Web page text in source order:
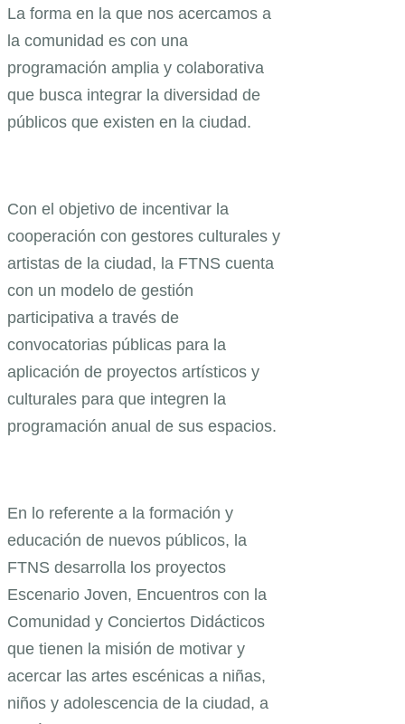
La forma en la que nos acercamos a
la comunidad es con una
programación amplia y colaborativa
que busca integrar la diversidad de
públicos que existen en la ciudad.
Con el objetivo de incentivar la
cooperación con gestores culturales y
artistas de la ciudad, la FTNS cuenta
con un modelo de gestión
participativa a través de
convocatorias públicas para la
aplicación de proyectos artísticos y
culturales para que integren la
programación anual de sus espacios.
En lo referente a la formación y
educación de nuevos públicos, la
FTNS desarrolla los proyectos
Escenario Joven, Encuentros con la
Comunidad y Conciertos Didácticos
que tienen la misión de motivar y
acercar las artes escénicas a niñas,
niños y adolescencia de la ciudad, a